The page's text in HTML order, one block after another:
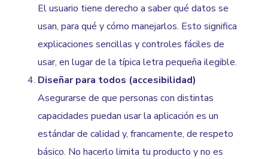
El usuario tiene derecho a saber qué datos se
usan, para qué y cómo manejarlos. Esto significa
explicaciones sencillas y controles fáciles de
usar, en lugar de la típica letra pequeña ilegible.
Diseñar para todos (accesibilidad)
Asegurarse de que personas con distintas
capacidades puedan usar la aplicación es un
estándar de calidad y, francamente, de respeto
básico. No hacerlo limita tu producto y no es